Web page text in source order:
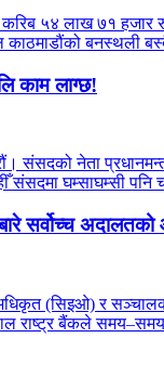
करिब ५४ लाख ७१
काठमाडौंको बनस्थली
काम लाग्छ!
संसदको नेता
संसदमा घम्साघम्सी पनि
सर्वोच्च
(सिइओ) र
बैंकले